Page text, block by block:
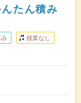
たん積み
残業なし